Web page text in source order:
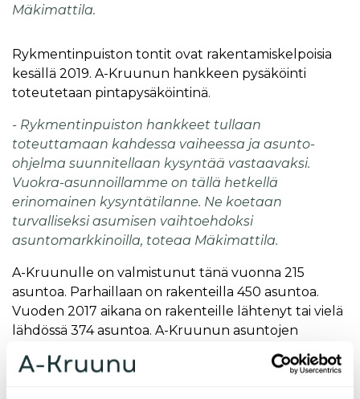
Mäkimattila.
Rykmentinpuiston tontit ovat rakentamiskelpoisia
kesällä 2019. A-Kruunun hankkeen pysäköinti
toteutetaan pintapysäköintinä.
- Rykmentinpuiston hankkeet tullaan
toteuttamaan kahdessa vaiheessa ja asunto-
ohjelma suunnitellaan kysyntää vastaavaksi.
Vuokra-asunnoillamme on tällä hetkellä
erinomainen kysyntätilanne. Ne koetaan
turvalliseksi asumisen vaihtoehdoksi
asuntomarkkinoilla, toteaa Mäkimattila.
A-Kruunulle on valmistunut tänä vuonna 215
asuntoa. Parhaillaan on rakenteilla 450 asuntoa.
Vuoden 2017 aikana on rakenteille lähtenyt tai vielä
lähdössä 374 asuntoa. A-Kruunun asuntojen
keskivuokra on 11 euroa neliöltä kuukaudessa.